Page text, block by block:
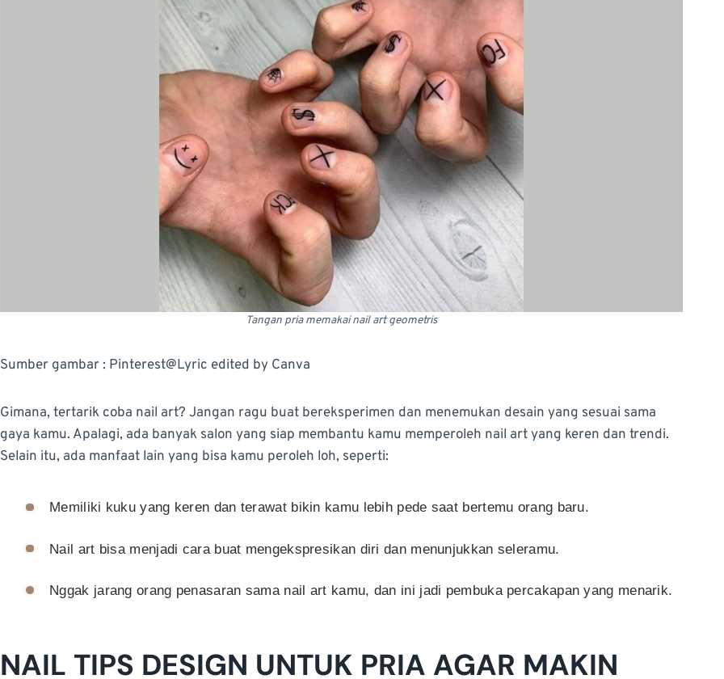
Tangan pria memakai nail art geometris
Sumber gambar : Pinterest@Lyric edited by Canva
Gimana, tertarik coba nail art? Jangan ragu buat bereksperimen dan menemukan desain yang sesuai sama
gaya kamu. Apalagi, ada banyak salon yang siap membantu kamu memperoleh nail art yang keren dan trendi.
Selain itu, ada manfaat lain yang bisa kamu peroleh loh, seperti:
Memiliki kuku yang keren dan terawat bikin kamu lebih pede saat bertemu orang baru.
Nail art bisa menjadi cara buat mengekspresikan diri dan menunjukkan seleramu.
Nggak jarang orang penasaran sama nail art kamu, dan ini jadi pembuka percakapan yang menarik.
NAIL TIPS DESIGN UNTUK PRIA AGAR MAKIN